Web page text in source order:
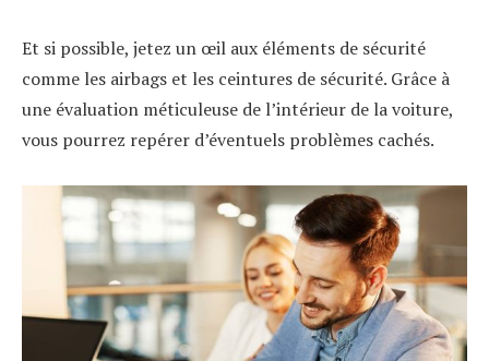
Et si possible, jetez un œil aux éléments de sécurité
comme les airbags et les ceintures de sécurité. Grâce à
une évaluation méticuleuse de l’intérieur de la voiture,
vous pourrez repérer d’éventuels problèmes cachés.